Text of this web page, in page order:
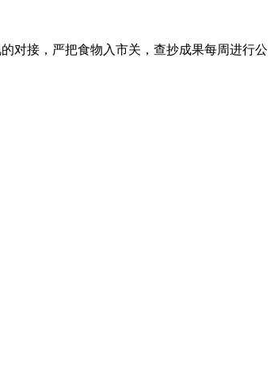
对接，严把食物入市关，查抄成果每周进行公